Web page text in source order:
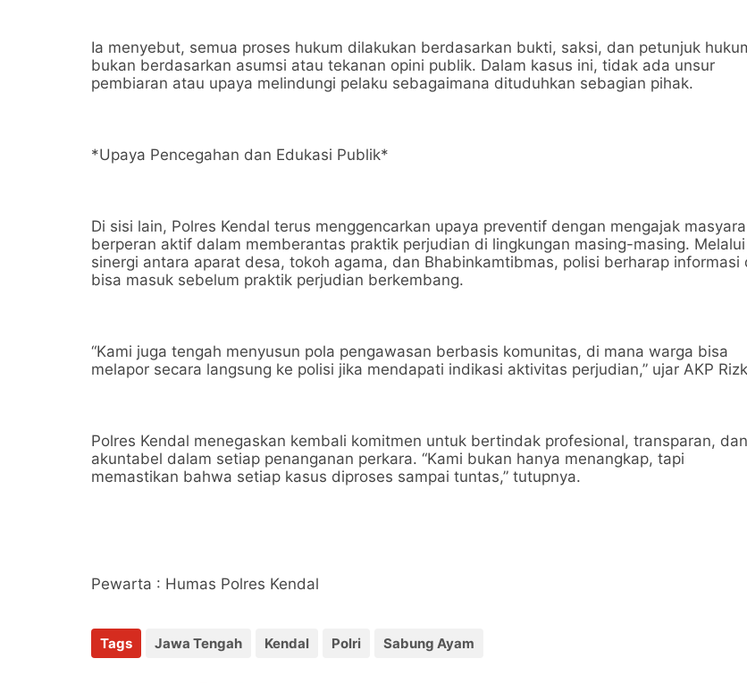
Ia menyebut, semua proses hukum dilakukan berdasarkan bukti, saksi, dan petunjuk
bukan berdasarkan asumsi atau tekanan opini publik. Dalam kasus ini, tidak ada unsur
pembiaran atau upaya melindungi pelaku sebagaimana dituduhkan sebagian pihak.
*Upaya Pencegahan dan Edukasi Publik*
Di sisi lain, Polres Kendal terus menggencarkan upaya preventif dengan mengajak
berperan aktif dalam memberantas praktik perjudian di lingkungan masing-masing. Melalui
sinergi antara aparat desa, tokoh agama, dan Bhabinkamtibmas, polisi berharap informasi
bisa masuk sebelum praktik perjudian berkembang.
“Kami juga tengah menyusun pola pengawasan berbasis komunitas, di mana warga bisa
melapor secara langsung ke polisi jika mendapati indikasi aktivitas perjudian,” ujar AKP
Polres Kendal menegaskan kembali komitmen untuk bertindak profesional, transparan, dan
akuntabel dalam setiap penanganan perkara. “Kami bukan hanya menangkap, tapi
memastikan bahwa setiap kasus diproses sampai tuntas,” tutupnya.
Pewarta : Humas Polres Kendal
Tags Jawa Tengah Kendal Polri Sabung Ayam